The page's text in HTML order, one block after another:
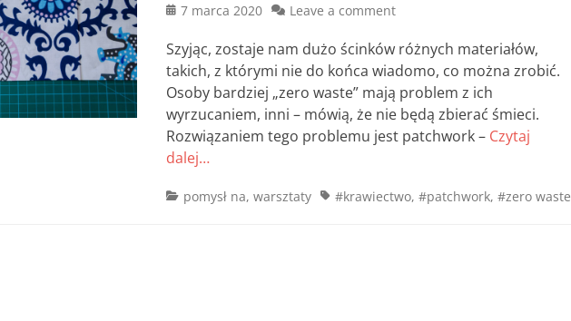
Posted
7 marca 2020 Leave a comment
Szyjąc, zostaje nam dużo ścinków różnych materiałów,
takich, z którymi nie do końca wiadomo, co można zrobić.
Osoby bardziej „zero waste” mają problem z ich
wyrzucaniem, inni – mówią, że nie będą zbierać śmieci.
Rozwiązaniem tego problemu jest patchwork – Czytaj
dalej…
Categories
pomysł na, warsztaty Tags#krawiectwo, #patchwork, #zero waste